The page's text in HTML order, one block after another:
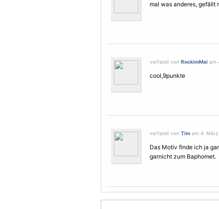
mal was anderes, gefällt
verfasst von RockimMai am
cool,9punkte
verfasst von Tim am 4.
Das Motiv finde ich ja
garnicht zum Baphomet.